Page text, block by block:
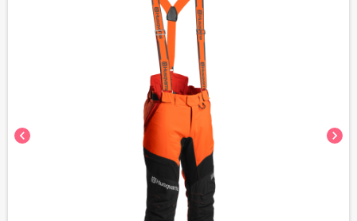
chevron_left chevron_right